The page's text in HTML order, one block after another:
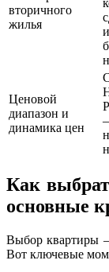
вторичного
жилья
Ценовой
диапазон и
динамика цен
Как
основные
Выбор квартиры
Вот ключевые